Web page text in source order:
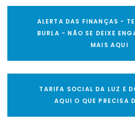
ALERTA DAS FINANÇAS -
BURLA - NÃO SE DEIXE
MAIS AQUI
TARIFA SOCIAL DA LUZ E
AQUI O QUE PRECISA